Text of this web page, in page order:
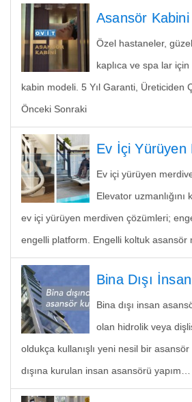
Asansör Kabini
Özel hastaneler,
kaplıca ve spa lar
kabin modeli. 5 Yıl Garanti, Üreticiden
Önceki Sonraki
Ev İçi Yürüyen
Ev içi yürüyen
Elevator
ev içi yürüyen merdiven çözümleri;
engelli platform. Engelli koltuk asansör
Bina Dışı
Bina dışı insan
olan hidrolik veya
oldukça kullanışlı yeni nesil bir
dışına kurulan insan asansörü yapım…